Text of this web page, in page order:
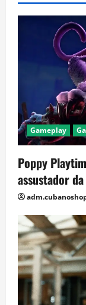
Gameplay
Poppy
assustador